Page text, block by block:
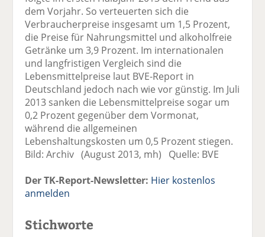
dem Vorjahr. So verteuerten sich die
Verbraucherpreise insgesamt um 1,5 Prozent,
die Preise für Nahrungsmittel und alkoholfreie
Getränke um 3,9 Prozent. Im internationalen
und langfristigen Vergleich sind die
Lebensmittelpreise laut BVE-Report in
Deutschland jedoch nach wie vor günstig. Im Juli
2013 sanken die Lebensmittelpreise sogar um
0,2 Prozent gegenüber dem Vormonat,
während die allgemeinen
Lebenshaltungskosten um 0,5 Prozent stiegen.
Bild: Archiv (August 2013, mh) Quelle: BVE
Der TK-Report-Newsletter: Hier kostenlos
anmelden
Stichworte